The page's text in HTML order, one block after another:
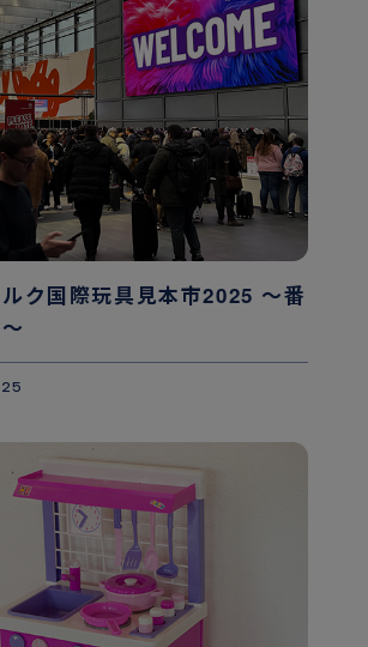
ク国際玩具見本市2025 〜番